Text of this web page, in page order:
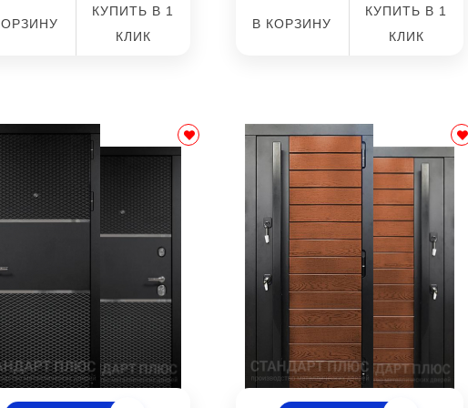
КУПИТЬ В 1
КЛИК
В КОРЗИНУ
КУПИТЬ В 1
КЛИК